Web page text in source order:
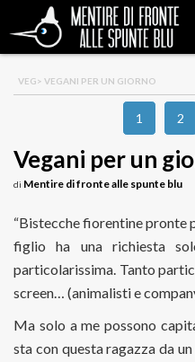
VEG> VEGANI PER UN GIORNO
1 2
Vegani per un
di Mentire di fronte alle spunte blu
“Bistecche fiorentine
figlio ha una richiesta
particolarissima. Tanto
screen… (animalisti e
Ma solo a me possono
sta con questa ragazza da